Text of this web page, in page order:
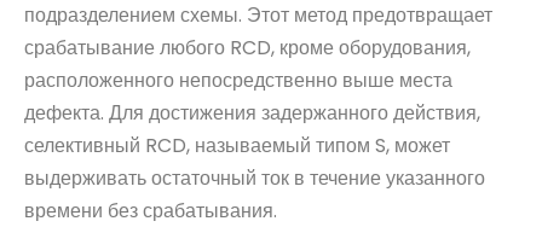
подразделением схемы. Этот метод предотвращает
срабатывание любого RCD, кроме оборудования,
расположенного непосредственно выше места
дефекта. Для достижения задержанного действия,
селективный RCD, называемый типом S, может
выдерживать остаточный ток в течение указанного
времени без срабатывания.